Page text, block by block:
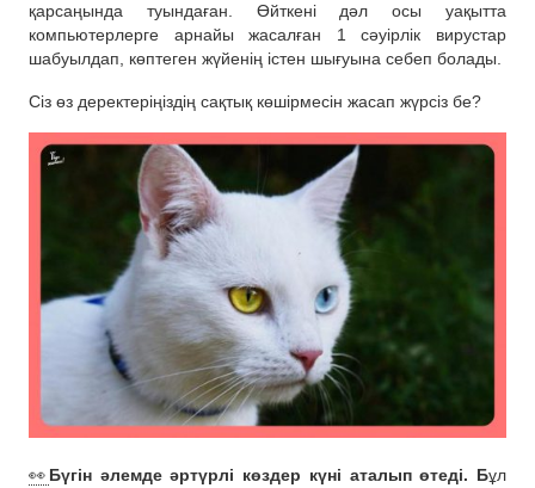
қарсаңында туындаған. Өйткені дәл осы уақытта
компьютерлерге арнайы жасалған 1 сәуірлік вирустар
шабуылдап, көптеген жүйенің істен шығуына себеп болады.
Сіз өз деректеріңіздің сақтық көшірмесін жасап жүрсіз бе?
👀 Бүгін әлемде әртүрлі көздер күні аталып өтеді. Бұл